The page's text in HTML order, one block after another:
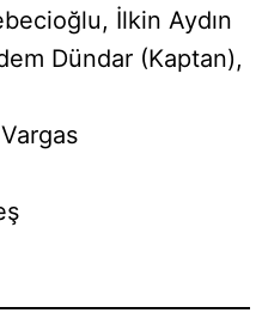
İlkin Aydın
Dündar (Kaptan),